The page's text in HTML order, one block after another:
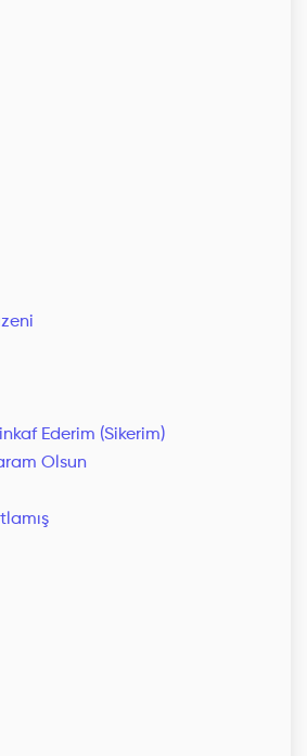
Ederim (Sikerim)
Olsun